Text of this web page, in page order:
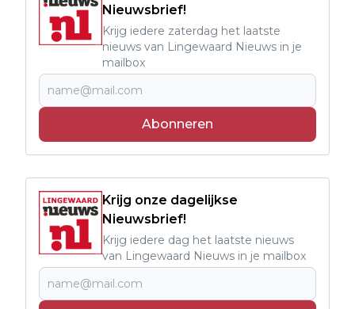
Nieuwsbrief!
Krijg iedere zaterdag het laatste
nieuws van Lingewaard Nieuws in je
mailbox
Abonneren
Krijg onze dagelijkse
Nieuwsbrief!
Krijg iedere dag het laatste nieuws
van Lingewaard Nieuws in je mailbox